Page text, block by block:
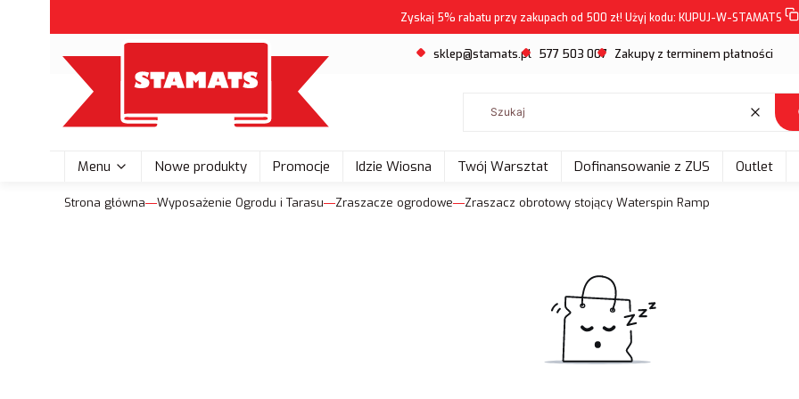
Zyskaj 5% rabatu przy zakupach od 500 zł! Użyj kodu: KUPUJ-W-STAMATS
sklep@stamats.pl 577 503 007 Zakupy z terminem płatności
Wyczyść
Menu Nowe produkty Promocje Idzie Wiosna Twój Warsztat Dofinansowanie z ZUS Outlet
Strona główna Wyposażenie Ogrodu i Tarasu Zraszacze ogrodowe Zraszacz obrotowy stojący Waterspin Ramp